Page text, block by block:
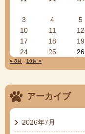
3
4 5
10
11 12
17
18 19
24
25 26
« 8月 10月 »
アーカイブ
2026年7月